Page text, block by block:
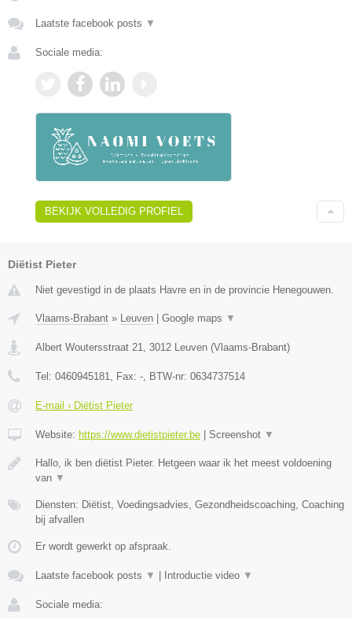
Laatste facebook posts ▼
Sociale media:
BEKIJK VOLLEDIG PROFIEL
Diëtist Pieter
Niet gevestigd in de plaats Havre en in de provincie Henegouwen.
Vlaams-Brabant » Leuven | Google maps ▼
Albert Woutersstraat 21 3012 Leuven (Vlaams-Brabant)
Tel: 0460945181 , Fax: - , BTW-nr: 0634737514
E-mail › Diëtist Pieter
Website: https://www.dietistpieter.be | Screenshot ▼
Hallo, ik ben diëtist Pieter. Hetgeen waar ik het meest voldoening
van ▼
Diensten: Diëtist, Voedingsadvies, Gezondheidscoaching, Coaching
bij afvallen
Er wordt gewerkt op afspraak.
Laatste facebook posts ▼ | Introductie video ▼
Sociale media: